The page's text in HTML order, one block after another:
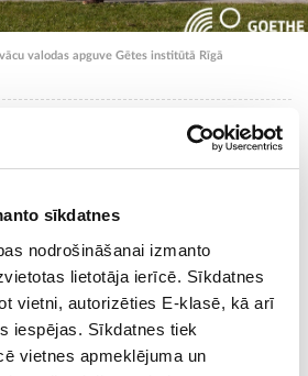
sīkdatnes
nodrošināšanai izmanto
lietotāja ierīcē. Sīkdatnes
vietni, autorizēties E-klasē, kā arī
iespējas. Sīkdatnes tiek
vietnes apmeklējuma un
valodas apguve Gētes institūtā Rīgā
augustam Gētes institūta
kursi jauniešiem vecumā
uzlabot jau esošās
pieteikšanās Gētes institūtamājas
Federatīvās Republikas kultūras